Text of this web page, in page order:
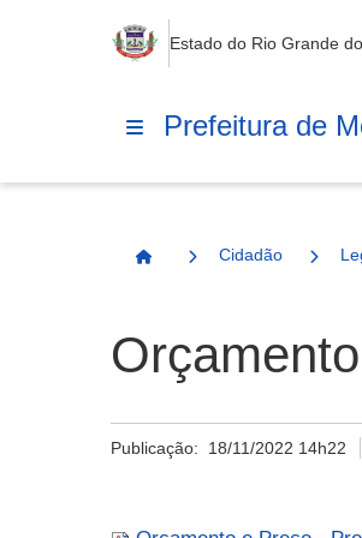
Estado do Rio Grande
Prefeitura de
Página Inicial
Cidadão
Publicação: 18/11/2022 14h22